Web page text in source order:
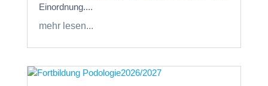
Einordnung....
mehr lesen...